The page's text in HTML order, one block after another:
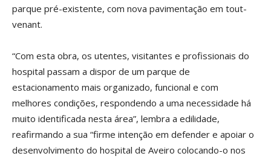
parque pré-existente, com nova pavimentação em tout-
venant.
“Com esta obra, os utentes, visitantes e profissionais do
hospital passam a dispor de um parque de
estacionamento mais organizado, funcional e com
melhores condições, respondendo a uma necessidade há
muito identificada nesta área”, lembra a edilidade,
reafirmando a sua “firme intenção em defender e apoiar o
desenvolvimento do hospital de Aveiro colocando-o nos